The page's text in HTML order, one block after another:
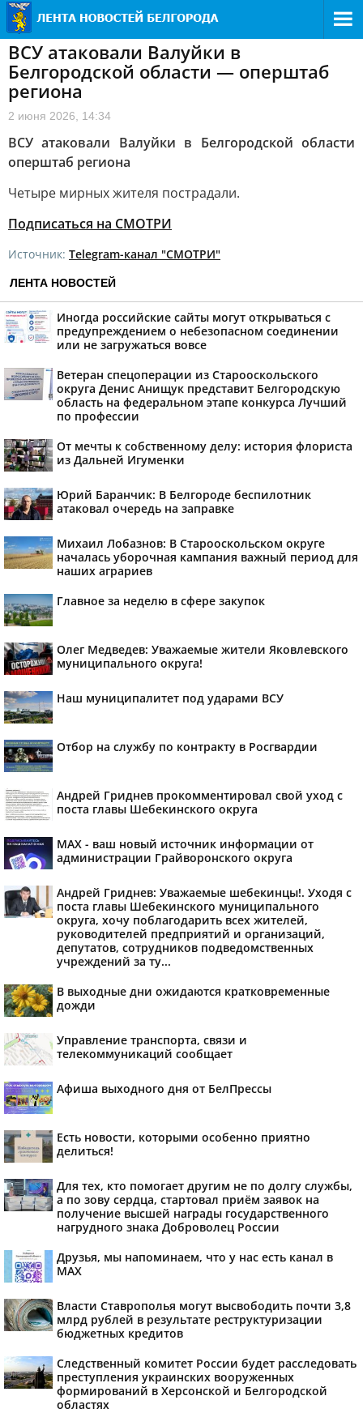
ВСУ атаковали Валуйки в
Белгородской области — оперштаб
региона
2 июня 2026, 14:34
ВСУ атаковали Валуйки в Белгородской области
оперштаб региона
Четыре мирных жителя пострадали.
Подписаться на СМОТРИ
Источник: Telegram-канал "СМОТРИ"
ЛЕНТА НОВОСТЕЙ
Иногда российские сайты могут открываться с
предупреждением о небезопасном соединении
или не загружаться вовсе
Ветеран спецоперации из Старооскольского
округа Денис Анищук представит Белгородскую
область на федеральном этапе конкурса Лучший
по профессии
От мечты к собственному делу: история флориста
из Дальней Игуменки
Юрий Баранчик: В Белгороде беспилотник
атаковал очередь на заправке
Михаил Лобазнов: В Старооскольском округе
началась уборочная кампания важный период для
наших аграриев
Главное за неделю в сфере закупок
Олег Медведев: Уважаемые жители Яковлевского
муниципального округа!
Наш муниципалитет под ударами ВСУ
Отбор на службу по контракту в Росгвардии
Андрей Гриднев прокомментировал свой уход с
поста главы Шебекинского округа
MAX - ваш новый источник информации от
администрации Грайворонского округа
Андрей Гриднев: Уважаемые шебекинцы!. Уходя с
поста главы Шебекинского муниципального
округа, хочу поблагодарить всех жителей,
руководителей предприятий и организаций,
депутатов, сотрудников подведомственных
учреждений за ту...
В выходные дни ожидаются кратковременные
дожди
Управление транспорта, связи и
телекоммуникаций сообщает
Афиша выходного дня от БелПрессы
Есть новости, которыми особенно приятно
делиться!
Для тех, кто помогает другим не по долгу службы,
а по зову сердца, стартовал приём заявок на
получение высшей награды государственного
нагрудного знака Доброволец России
Друзья, мы напоминаем, что у нас есть канал в
МАХ
Власти Ставрополья могут высвободить почти 3,8
млрд рублей в результате реструктуризации
бюджетных кредитов
Следственный комитет России будет расследовать
преступления украинских вооруженных
формирований в Херсонской и Белгородской
областях